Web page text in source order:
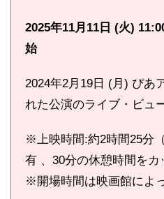
2025年11月11日 (火)
始
2024年2月19日 (月) ぴあ
れた公演のライブ・ビュ
※上映時間:約2時間25分
有 、30分の休憩時間をカ
※開場時間は映画館によ